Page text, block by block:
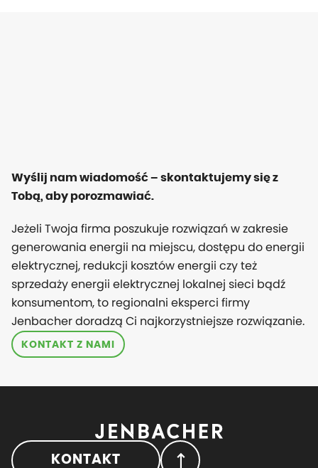
Wyślij nam wiadomość – skontaktujemy się z
Tobą, aby porozmawiać.
Jeżeli Twoja firma poszukuje rozwiązań w zakresie
generowania energii na miejscu, dostępu do energii
elektrycznej, redukcji kosztów energii czy też
sprzedaży energii elektrycznej lokalnej sieci bądź
konsumentom, to regionalni eksperci firmy
Jenbacher doradzą Ci najkorzystniejsze rozwiązanie.
KONTAKT Z NAMI
KONTAKT